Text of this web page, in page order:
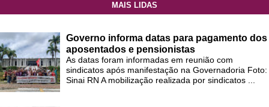
MAIS LIDAS
Governo informa datas para pagamento dos
aposentados e pensionistas
As datas foram informadas em reunião com
sindicatos após manifestação na Governadoria Foto:
Sinai RN A mobilização realizada por sindicatos ...